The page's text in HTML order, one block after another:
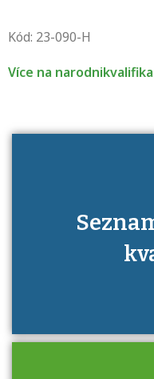
Kód: 23-090-H
Více na
Víte, jaké